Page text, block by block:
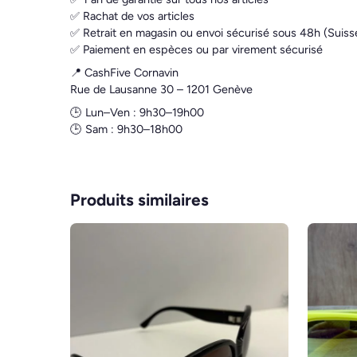
✅ Rachat de vos articles
✅ Retrait en magasin ou envoi sécurisé sous 48h
✅ Paiement en espèces ou par virement sécurisé
📍 CashFive Cornavin
Rue de Lausanne 30 – 1201 Genève
🕒 Lun–Ven : 9h30–19h00
🕒 Sam : 9h30–18h00
Produits similaires